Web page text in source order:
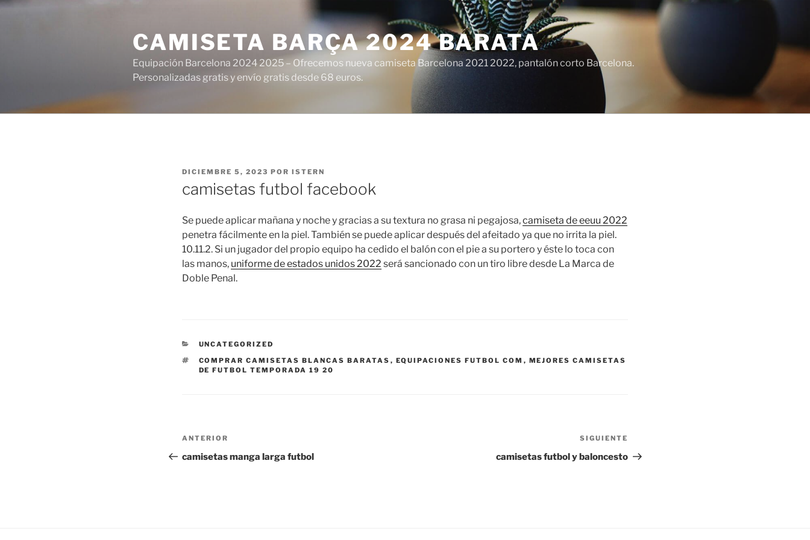
Saltar
CAMISETA BARÇA 2024 BARATA
Equipación Barcelona 2024 2025 – Ofrecemos nueva camiseta Barcelona 2021 2022, pantalón corto Barcelona.
Personalizadas gratis y envío gratis desde 68 euros.
PUBLICADO
DICIEMBRE 5, 2023 POR ISTERN
camisetas futbol facebook
Se puede aplicar mañana y noche y gracias a su textura no grasa ni pegajosa,camiseta de eeuu 2022
penetra fácilmente en la piel. También se puede aplicar después del afeitado ya que no irrita la piel.
10.11.2. Si un jugador del propio equipo ha cedido el balón con el pie a su portero y éste lo toca con
las manos, uniforme de estados unidos 2022 será sancionado con un tiro libre desde La Marca de
Doble Penal.
CATEGORÍAS
UNCATEGORIZED
ETIQUETAS
COMPRAR CAMISETAS BLANCAS BARATAS , EQUIPACIONES FUTBOL COM , MEJORES CAMISETAS
DE FUTBOL TEMPORADA 19 20
Navegación
de
Entrada
anterior:
ANTERIOR
camisetas manga larga futbol
entrada
SIGUIENTE
camisetas futbol y baloncesto